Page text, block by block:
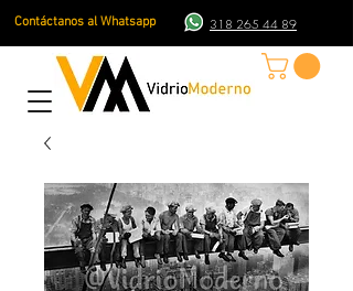
Contáctanos al Whatsapp 318 265 44 89